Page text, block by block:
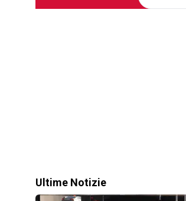
Ultime Notizie